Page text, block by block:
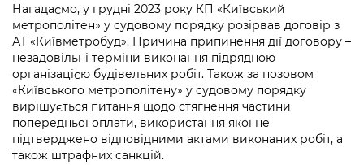
Нагадаємо, у грудні 2023 року КП «Київський
метрополітен» у судовому порядку розірвав договір з
АТ «Київметробуд». Причина припинення дії договору –
незадовільні терміни виконання підрядною
організацією будівельних робіт. Також за позовом
«Київського метрополітену» у судовому порядку
вирішується питання щодо стягнення частини
попередньої оплати, використання якої не
підтверджено відповідними актами виконаних робіт, а
також штрафних санкцій.